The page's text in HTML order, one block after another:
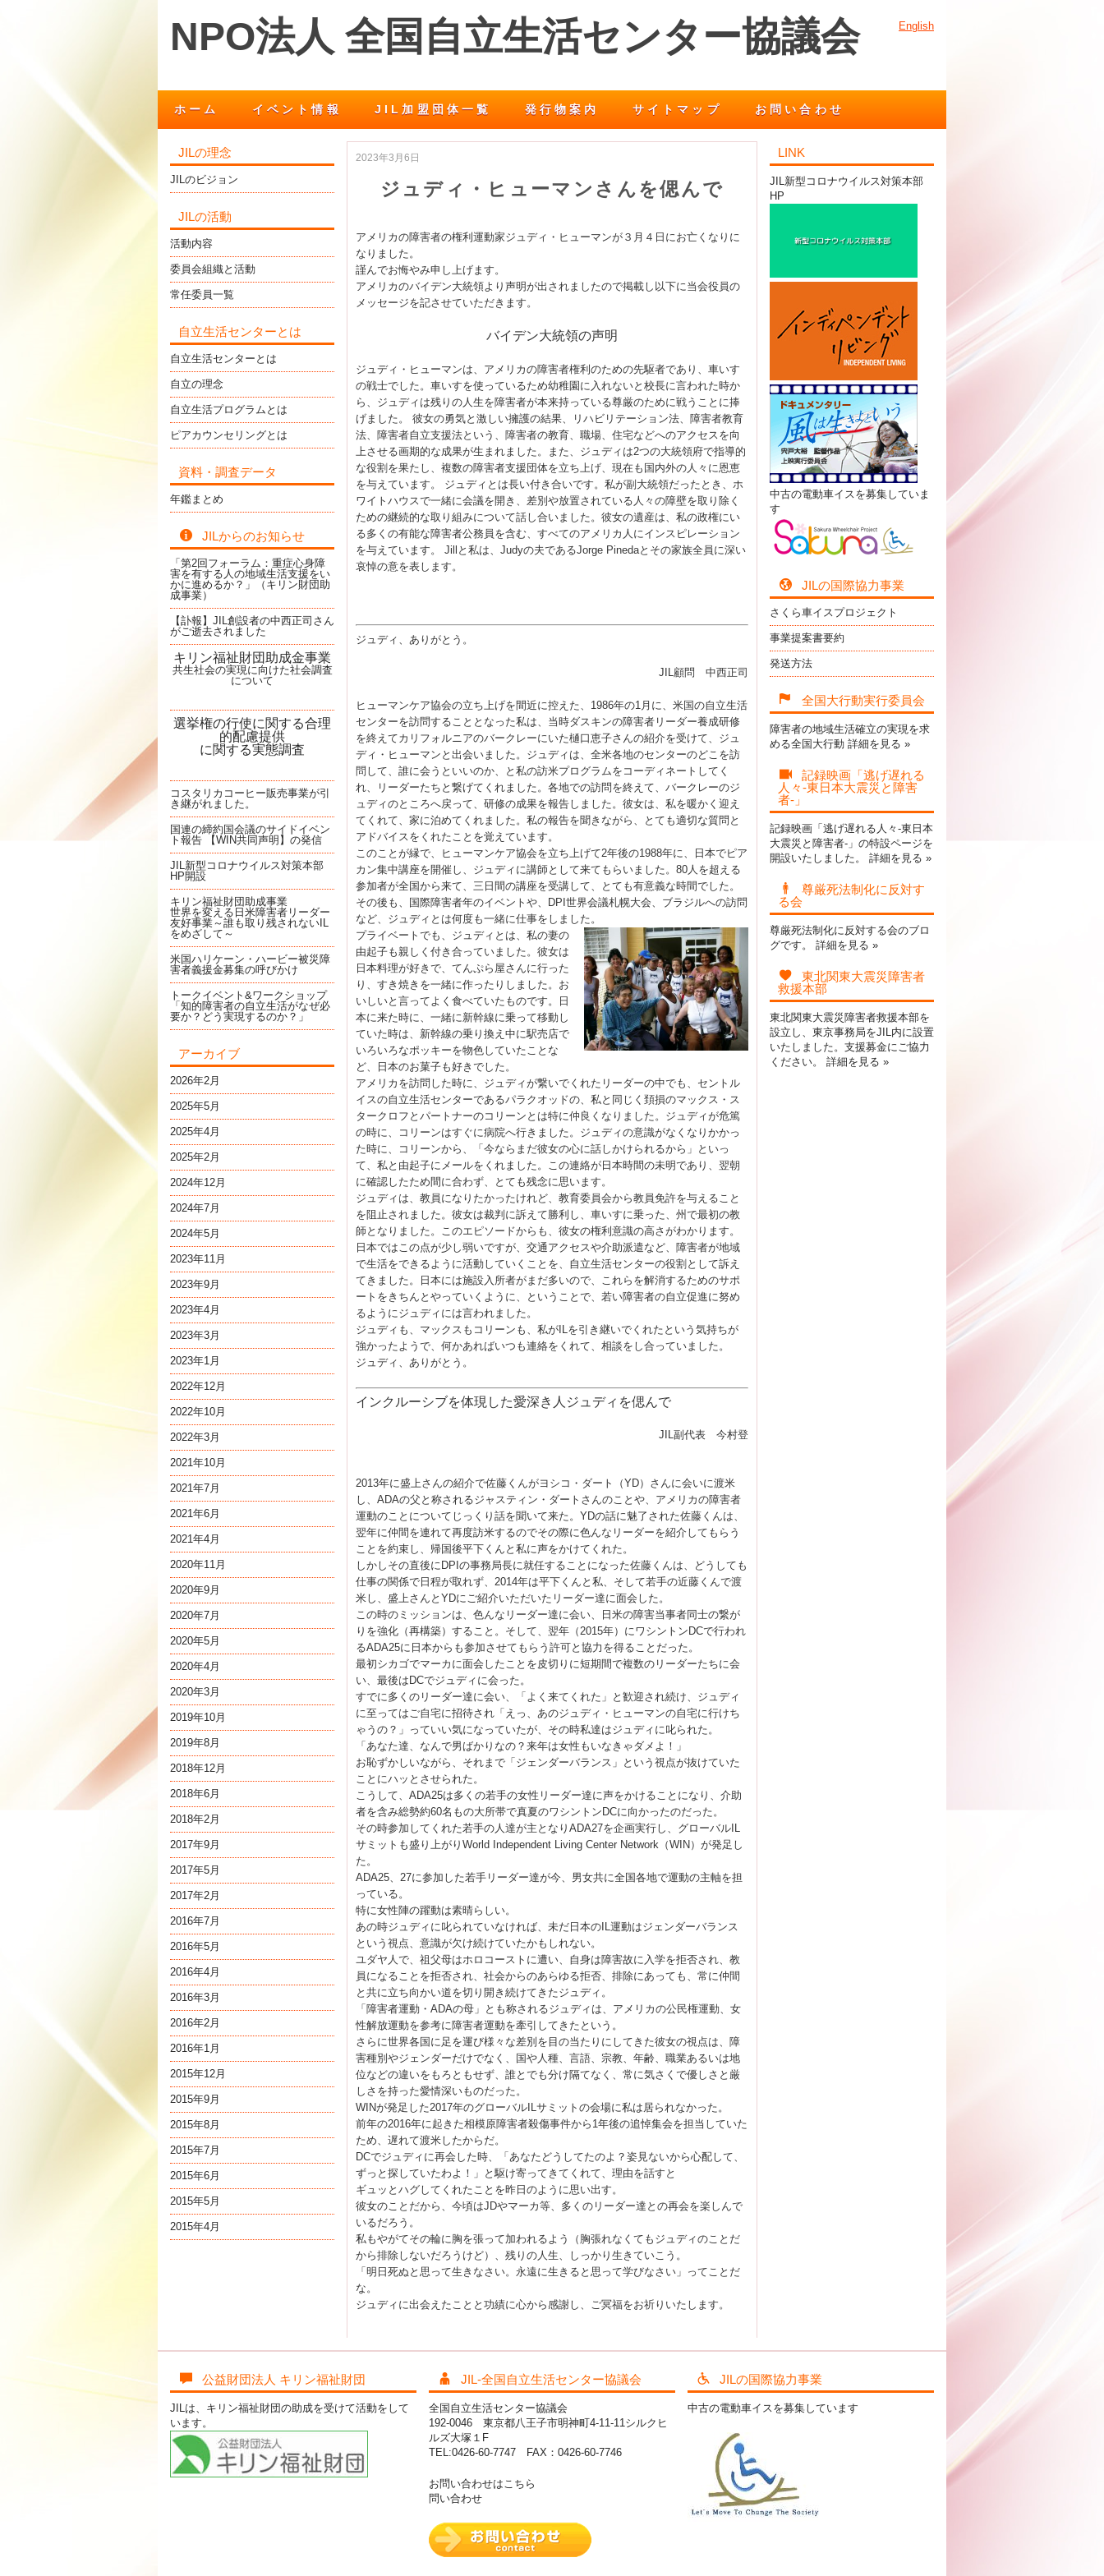
NPO法人 全国自立生活センター協議会 English
ホーム イベント情報 JIL加盟団体一覧 発行物案内 サイトマップ お問い合わせ
2023年3月6日
ジュディ・ヒューマンさんを偲んで
アメリカの障害者の権利運動家ジュディ・ヒューマンが３月４日にお亡くなりに
なりました。
謹んでお悔やみ申し上げます。
アメリカのバイデン大統領より声明が出されましたので掲載し以下に当会役員の
メッセージを記させていただきます。
バイデン大統領の声明
ジュディ・ヒューマンは、アメリカの障害者権利のための先駆者であり、車いす
の戦士でした。車いすを使っているため幼稚園に入れないと校長に言われた時か
ら、ジュディは残りの人生を障害者が本来持っている尊厳のために戦うことに捧
げました。
彼女の勇気と激しい擁護の結果、リハビリテーション法、障害者教育
法、障害者自立支援法という、障害者の教育、職場、住宅などへのアクセスを向
上させる画期的な成果が生まれました。また、ジュディは2つの大統領府で指導的
な役割を果たし、複数の障害者支援団体を立ち上げ、現在も国内外の人々に恩恵
を与えています。
ジュディとは長い付き合いです。私が副大統領だったとき、ホ
ワイトハウスで一緒に会議を開き、差別や放置されている人々の障壁を取り除く
ための継続的な取り組みについて話し合いました。彼女の遺産は、私の政権にい
る多くの有能な障害者公務員を含む、すべてのアメリカ人にインスピレーション
を与えています。
Jillと私は、Judyの夫であるJorge Pinedaとその家族全員に深い
哀悼の意を表します。
ジュディ、ありがとう。
JIL顧問 中西正司
ヒューマンケア協会の立ち上げを間近に控えた、1986年の1月に、米国の自立生活
センターを訪問することとなった私は、当時ダスキンの障害者リーダー養成研修
を終えてカリフォルニアのバークレーにいた樋口恵子さんの紹介を受けて、ジュ
ディ・ヒューマンと出会いました。ジュディは、全米各地のセンターのどこを訪
問して、誰に会うといいのか、と私の訪米プログラムをコーディネートしてく
れ、リーダーたちと繋げてくれました。各地での訪問を終えて、バークレーのジ
ュディのところへ戻って、研修の成果を報告しました。彼女は、私を暖かく迎え
てくれて、家に泊めてくれました。私の報告を聞きながら、とても適切な質問と
アドバイスをく れたことを覚えています。
このことが縁で、ヒューマンケア協会を立ち上げて2年後の1988年に、日本でピア
カン集中講座を開催し、ジュディに講師として来てもらいました。80人を超える
参加者が全国から来て、三日間の講座を受講して、とても有意義な時間でした。
その後も、国際障害者年のイベントや、DPI世界会議札幌大会、ブラジルへの訪問
など、ジュディとは何度も一緒に仕事をしました。
プライベートでも、ジュディとは、私の妻の
由起子も親しく付き合っていました。彼女は
日本料理が好きで、てんぷら屋さんに行った
り、すき焼きを一緒に作ったりしました。お
いしいと言ってよく食べていたものです。日
本に来た時に、一緒に新幹線に乗って移動し
ていた時は、新幹線の乗り換え中に駅売店で
いろいろなポッキーを物色していたことな
ど、日本のお菓子も好きでした。
アメリカを訪問した時に、ジュディが繋いでくれたリーダーの中でも、セントル
イスの自立生活センターであるパラクオッドの、私と同じく頚損のマックス・ス
タークロフとパートナーのコリーンとは特に仲良くなりました。 ジュディが危篤
の時に、コリーンはすぐに病院へ行きました。ジュディの意識がなくなりかかっ
た時に、コリーンから、「今ならまだ彼女の心に話しかけられるから」といっ
て、私と由起子にメールをくれました。この連絡が日本時間の未明であり、翌朝
に確認したため間に合わず、とても残念に思います。
ジュディは、教員になりたかったけれど、教育委員会から教員免許を与えること
を阻止されました。彼女は裁判に訴えて勝利し、車いすに乗った、州で最初の教
師となりました。このエピソードからも、彼女の権利意識の高さがわかります。
日本ではこの点が少し弱いですが、交通アクセスや介助派遣など、障害者が地域
で生活をできるように活動していくことを、自立生活センターの役割として訴え
てきました。日本には施設入所者がまだ多いので、これらを解消するためのサポ
ートをきちんとやっていくように、ということで、若い障害者の自立促進に努め
るようにジュディには言われました。
ジュディも、マックスもコリーンも、私がILを引き継いでくれたという気持ちが
強かったようで、何かあればいつも連絡をくれて、相談をし合っていました。
ジュディ、ありがとう。
インクルーシブを体現した愛深き人ジュディを偲んで
JIL副代表　今村登
2013年に盛上さんの紹介で佐藤くんがヨシコ・ダート（YD）さんに会いに渡米
し、ADAの父と称されるジャスティン・ダートさんのことや、アメリカの障害者
運動のことについてじっくり話を聞いて来た。YDの話に魅了された佐藤くんは、
翌年に仲間を連れて再度訪米するのでその際に色んなリーダーを紹介してもらう
ことを約束し、帰国後平下くんと私に声をかけてくれた。
しかしその直後にDPIの事務局長に就任することになった佐藤くんは、どうしても
仕事の関係で日程が取れず、2014年は平下くんと私、そして若手の近藤くんで渡
米し、盛上さんとYDにご紹介いただいたリーダー達に面会した。
この時のミッションは、色んなリーダー達に会い、日米の障害当事者同士の繋が
りを強化（再構築）すること。そして、翌年（2015年）にワシントンDCで行われ
るADA25に日本からも参加させてもらう許可と協力を得ることだった。
最初シカゴでマーカに面会したことを皮切りに短期間で複数のリーダーたちに会
い、最後はDCでジュディに会った。
すでに多くのリーダー達に会い、「よく来てくれた」と歓迎され続け、ジュディ
に至ってはご自宅に招待され「えっ、あのジュディ・ヒューマンの自宅に行けち
ゃうの？」っていい気になっていたが、その時私達はジュディに叱られた。
「あなた達、なんで男ばかりなの？来年は女性もいなきゃダメよ！」
お恥ずかしいながら、それまで「ジェンダーバランス」という視点が抜けていた
ことにハッとさせられた。
こうして、ADA25は多くの若手の女性リーダー達に声をかけることになり、介助
者を含み総勢約60名もの大所帯で真夏のワシントンDCに向かったのだった。
その時参加してくれた若手の人達が主となりADA27を企画実行し、グローバルIL
サミットも盛り上がりWorld Independent Living Center Network（WIN）が発足し
た。
ADA25、27に参加した若手リーダー達が今、男女共に全国各地で運動の主軸を担
っている。
特に女性陣の躍動は素晴らしい。
あの時ジュディに叱られていなければ、未だ日本のIL運動はジェンダーバランス
という視点、意識が欠け続けていたかもしれない。
ユダヤ人で、祖父母はホロコーストに遭い、自身は障害故に入学を拒否され、教
員になることを拒否され、社会からのあらゆる拒否、排除にあっても、常に仲間
と共に立ち向かい道を切り開き続けてきたジュディ。
「障害者運動・ADAの母」とも称されるジュディは、アメリカの公民権運動、女
性解放運動を参考に障害者運動を牽引してきたという。
さらに世界各国に足を運び様々な差別を目の当たりにしてきた彼女の視点は、障
害種別やジェンダーだけでなく、国や人種、言語、宗教、年齢、職業あるいは地
位などの違いをもろともせず、誰とでも分け隔てなく、常に気さくで優しさと厳
しさを持った愛情深いものだった。
WINが発足した2017年のグローバルILサミットの会場に私は居られなかった。
前年の2016年に起きた相模原障害者殺傷事件から1年後の追悼集会を担当していた
ため、遅れて渡米したからだ。
DCでジュディに再会した時、「あなたどうしてたのよ？姿見ないから心配して、
ずっと探していたわよ！」と駆け寄ってきてくれて、理由を話すと
ギュッとハグしてくれたことを昨日のように思い出す。
彼女のことだから、今頃はJDやマーカ等、多くのリーダー達との再会を楽しんで
いるだろう。
私もやがてその輪に胸を張って加われるよう（胸張れなくてもジュディのことだ
から排除しないだろうけど）、残りの人生、しっかり生きていこう。
「明日死ぬと思って生きなさい。永遠に生きると思って学びなさい」ってことだ
な。
ジュディに出会えたことと功績に心から感謝し、ご冥福をお祈りいたします。
JILの理念
JILのビジョン
JILの活動
活動内容
委員会組織と活動
常任委員一覧
自立生活センターとは
自立生活センターとは
自立の理念
自立生活プログラムとは
ピアカウンセリングとは
資料・調査データ
年鑑まとめ
JILからのお知らせ
「第2回フォーラム：重症心身障
害を有する人の地域生活支援をい
かに進めるか？」（キリン財団助
成事業）
【訃報】JIL創設者の中西正司さん
がご逝去されました
キリン福祉財団助成金事業
共生社会の実現に向けた社会調査
について
選挙権の行使に関する合理
的配慮提供
に関する実態調査
コスタリカコーヒー販売事業が引
き継がれました。
国連の締約国会議のサイドイベン
ト報告 【WIN共同声明】の発信
JIL新型コロナウイルス対策本部
HP開設
キリン福祉財団助成事業
世界を変える日米障害者リーダー
友好事業～誰も取り残されないIL
をめざして～
米国ハリケーン・ハービー被災障
害者義援金募集の呼びかけ
トークイベント&ワークショップ
「知的障害者の自立生活がなぜ必
要か？どう実現するのか？」
アーカイブ
2026年2月
2025年5月
2025年4月
2025年2月
2024年12月
2024年7月
2024年5月
2023年11月
2023年9月
2023年4月
2023年3月
2023年1月
2022年12月
2022年10月
2022年3月
2021年10月
2021年7月
2021年6月
2021年4月
2020年11月
2020年9月
2020年7月
2020年5月
2020年4月
2020年3月
2019年10月
2019年8月
2018年12月
2018年6月
2018年2月
2017年9月
2017年5月
2017年2月
2016年7月
2016年5月
2016年4月
2016年3月
2016年2月
2016年1月
2015年12月
2015年9月
2015年8月
2015年7月
2015年6月
2015年5月
2015年4月
LINK
JIL新型コロナウイルス対策本部
HP
中古の電動車イスを募集していま
す
JILの国際協力事業
さくら車イスプロジェクト
事業提案書要約
発送方法
全国大行動実行委員会
障害者の地域生活確立の実現を求
める全国大行動 詳細を見る »
記録映画「逃げ遅れる
人々-東日本大震災と障害
者-」
記録映画「逃げ遅れる人々-東日本
大震災と障害者-」の特設ページを
開設いたしました。 詳細を見る »
尊厳死法制化に反対す
る会
尊厳死法制化に反対する会のブロ
グです。 詳細を見る »
東北関東大震災障害者
救援本部
東北関東大震災障害者救援本部を
設立し、東京事務局をJIL内に設置
いたしました。支援募金にご協力
ください。 詳細を見る »
公益財団法人 キリン福祉財団
JILは、キリン福祉財団の助成を受けて活動をして
います。
JIL-全国自立生活センター協議会
全国自立生活センター協議会
192-0046 東京都八王子市明神町4-11-11シルクヒ
ルズ大塚１F
TEL:0426-60-7747 FAX：0426-60-7746
お問い合わせはこちら
問い合わせ
JILの国際協力事業
中古の電動車イスを募集しています